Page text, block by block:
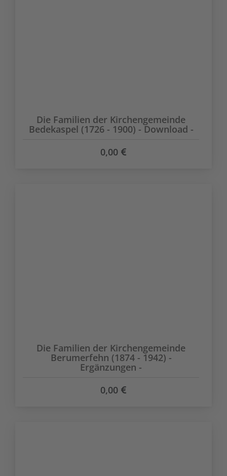
Die Familien der Kirchengemeinde
Bedekaspel (1726 - 1900) - Download -
0,00
Die Familien der Kirchengemeinde
Berumerfehn (1874 - 1942) -
Ergänzungen -
0,00